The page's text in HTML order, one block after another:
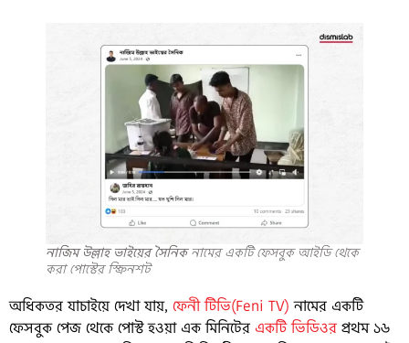
নাজিম উল্লাহ ভাইয়ের সৈনিকনামের একটি ফেসবুক আইডি থেকে
করা পোস্টের স্ক্রিনশট
অধিকতর যাচাইয়ে দেখা যায়, ফেনী টিভি(Feni TV) নামের একটি
ফেসবুক পেজ থেকে পোস্ট হওয়া এক মিনিটের একটি ভিডিওর প্রথম ১৬